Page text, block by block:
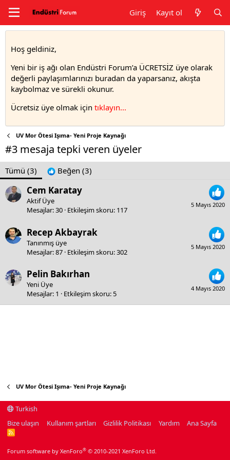
Giriş Kayıt ol
Hoş geldiniz,
Yeni bir iş ağı olan Endüstri Forum’a ÜCRETSİZ üye olarak
değerli paylaşımlarınızı buradan da yaparsanız, akışta
kaybolmaz ve sürekli okunur.
Ücretsiz üye olmak için tıklayın...
UV Mor Ötesi Işıma- Yeni Proje Kaynağı
#3 mesaja tepki veren üyeler
Tümü (3) Beğen (3)
5 Mayıs 2020
Cem Karatay
Aktif Üye
Mesajlar 30 Etkileşim skoru 117
5 Mayıs 2020
Recep Akbayrak
Tanınmış üye
Mesajlar 87 Etkileşim skoru 302
4 Mayıs 2020
Pelin Bakırhan
Yeni Üye
Mesajlar 1 Etkileşim skoru 5
UV Mor Ötesi Işıma- Yeni Proje Kaynağı
Turkish
Bize ulaşın
Kullanım şartları Gizlilik Politikası Yardım Ana Sayfa
R
Forum software by XenForo® © 2010-2021 XenForo Ltd.